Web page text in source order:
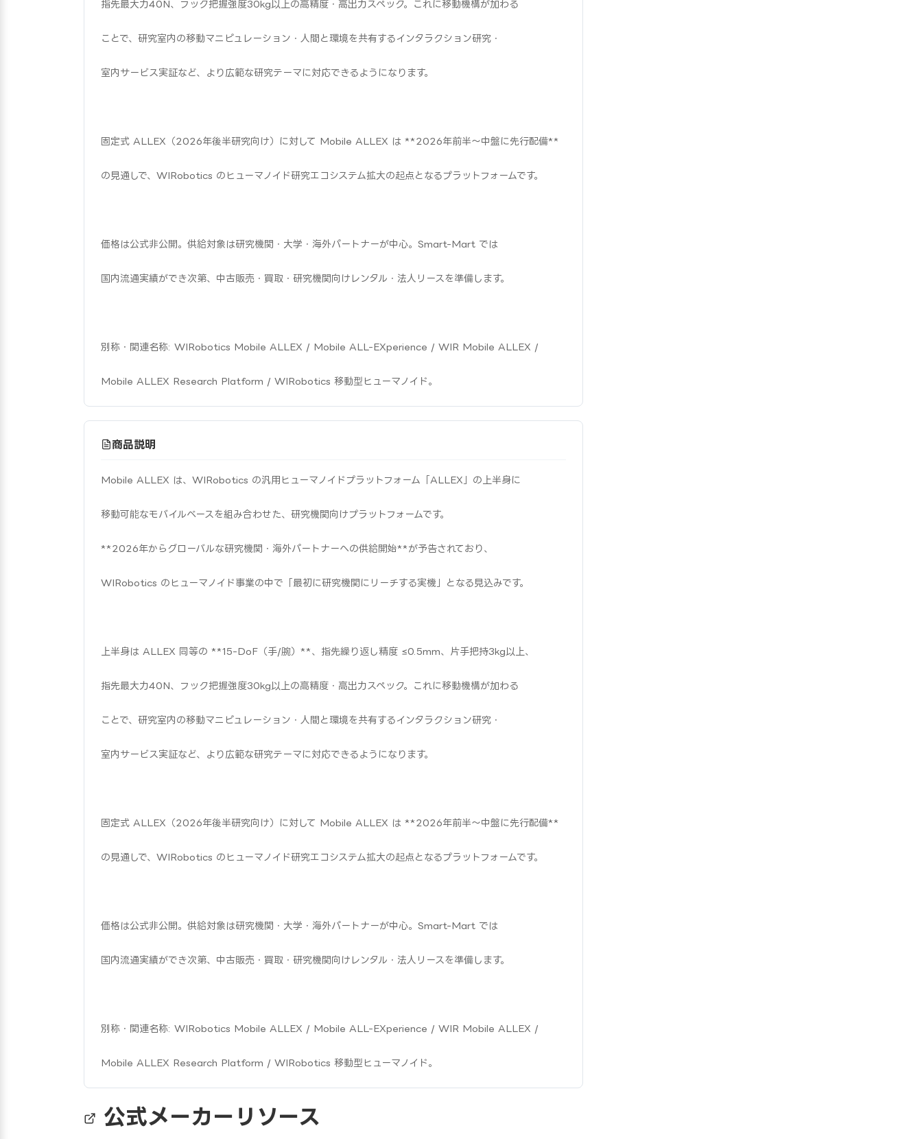
指先最大力40N、フック把握強度30kg以上の高精度・高出力スペック。これに移動機構が加わる
ことで、研究室内の移動マニピュレーション・人間と環境を共有するインタラクション研究・
室内サービス実証など、より広範な研究テーマに対応できるようになります。
固定式 ALLEX（2026年後半研究向け）に対して Mobile ALLEX は **2026年前半〜中盤に先行配備**
の見通しで、WIRobotics のヒューマノイド研究エコシステム拡大の起点となるプラットフォームです。
価格は公式非公開。供給対象は研究機関・大学・海外パートナーが中心。Smart-Mart では
国内流通実績ができ次第、中古販売・買取・研究機関向けレンタル・法人リースを準備します。
別称・関連名称: WIRobotics Mobile ALLEX / Mobile ALL-EXperience / WIR Mobile ALLEX /
Mobile ALLEX Research Platform / WIRobotics 移動型ヒューマノイド。
商品説明
Mobile ALLEX は、WIRobotics の汎用ヒューマノイドプラットフォーム「ALLEX」の上半身に
移動可能なモバイルベースを組み合わせた、研究機関向けプラットフォームです。
**2026年からグローバルな研究機関・海外パートナーへの供給開始**が予告されており、
WIRobotics のヒューマノイド事業の中で「最初に研究機関にリーチする実機」となる見込みです。
上半身は ALLEX 同等の **15-DoF（手/腕）**、指先繰り返し精度 ≤0.5mm、片手把持3kg以上、
指先最大力40N、フック把握強度30kg以上の高精度・高出力スペック。これに移動機構が加わる
ことで、研究室内の移動マニピュレーション・人間と環境を共有するインタラクション研究・
室内サービス実証など、より広範な研究テーマに対応できるようになります。
固定式 ALLEX（2026年後半研究向け）に対して Mobile ALLEX は **2026年前半〜中盤に先行配備**
の見通しで、WIRobotics のヒューマノイド研究エコシステム拡大の起点となるプラットフォームです。
価格は公式非公開。供給対象は研究機関・大学・海外パートナーが中心。Smart-Mart では
国内流通実績ができ次第、中古販売・買取・研究機関向けレンタル・法人リースを準備します。
別称・関連名称: WIRobotics Mobile ALLEX / Mobile ALL-EXperience / WIR Mobile ALLEX /
Mobile ALLEX Research Platform / WIRobotics 移動型ヒューマノイド。
公式メーカーリソース